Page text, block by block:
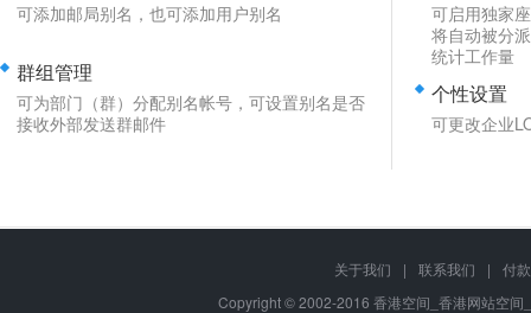
可添加邮局别名，也可添加用户别名
群组管理
可为部门（群）分配别名帐号，可设置别名是否
接收外部发送群邮件
可启用独家
将自动被分
统计工作量
个性设置
可更改企业
关于我们 | 联系我们 |
付
Copyright © 2002-2016 香港空间_香港网站空